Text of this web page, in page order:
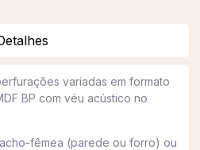
variadas em formato
BP com véu acústico no
fêmea (parede ou forro) ou